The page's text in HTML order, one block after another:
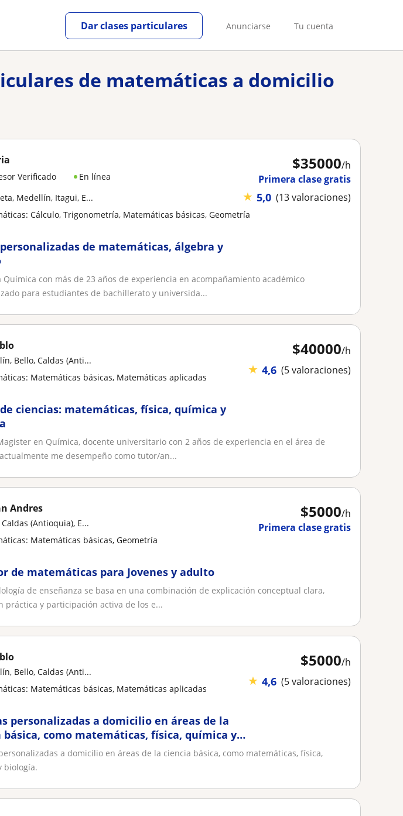
Anunciarse Tu cuenta
Dar clases particulares
de matemáticas a domicilio
$35000/h
Primera clase gratis
★ 5,0 (13 valoraciones)
Verificado
En línea
Medellín, Itagui, E...
Cálculo, Trigonometría, Matemáticas básicas, Geometría
personalizadas de matemáticas, álgebra y
Química con más de 23 años de experiencia en acompañamiento académico
para estudiantes de bachillerato y universida...
$40000/h
★ 4,6 (5 valoraciones)
Bello, Caldas (Anti...
Matemáticas básicas, Matemáticas aplicadas
de ciencias: matemáticas, física, química y
en Química, docente universitario con 2 años de experiencia en el área de
me desempeño como tutor/an...
$5000/h
Primera clase gratis
Andres
(Antioquia), E...
Matemáticas básicas, Geometría
de matemáticas para Jovenes y adulto
de enseñanza se basa en una combinación de explicación conceptual clara,
práctica y participación activa de los e...
$5000/h
★ 4,6 (5 valoraciones)
Bello, Caldas (Anti...
Matemáticas básicas, Matemáticas aplicadas
personalizadas a domicilio en áreas de la
básica, como matemáticas, física, química y
a domicilio en áreas de la ciencia básica, como matemáticas, física,
biología.